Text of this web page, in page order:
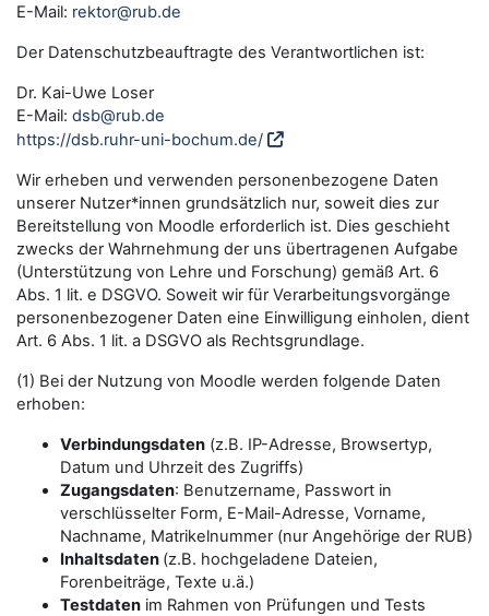
E-Mail: rektor@rub.de
Der Datenschutzbeauftragte des Verantwortlichen ist:
Dr. Kai-Uwe Loser
E-Mail: dsb@rub.de
https://dsb.ruhr-uni-bochum.de/
Wir erheben und verwenden personenbezogene Daten
unserer Nutzer*innen grundsätzlich nur, soweit dies zur
Bereitstellung von Moodle erforderlich ist. Dies geschieht
zwecks der Wahrnehmung der uns übertragenen Aufgabe
(Unterstützung von Lehre und Forschung) gemäß Art. 6
Abs. 1 lit. e DSGVO. Soweit wir für Verarbeitungsvorgänge
personenbezogener Daten eine Einwilligung einholen, dient
Art. 6 Abs. 1 lit. a DSGVO als Rechtsgrundlage.
(1) Bei der Nutzung von Moodle werden folgende Daten
erhoben:
Verbindungsdaten (z.B. IP-Adresse, Browsertyp,
Datum und Uhrzeit des Zugriffs)
Zugangsdaten: Benutzername, Passwort in
verschlüsselter Form, E-Mail-Adresse, Vorname,
Nachname, Matrikelnummer (nur Angehörige der RUB)
Inhaltsdaten (z.B. hochgeladene Dateien,
Forenbeiträge, Texte u.ä.)
Testdaten im Rahmen von Prüfungen und Tests